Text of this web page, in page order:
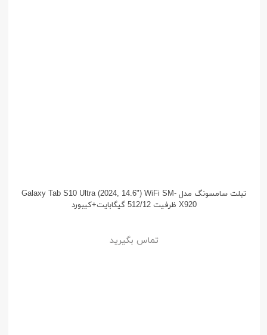
تبلت سامسونگ مدل Galaxy Tab S10 Ultra (2024, 14.6") WiFi SM-
X920 ظرفیت 512/12 گیگابایت+کیبورد
تماس بگیرید